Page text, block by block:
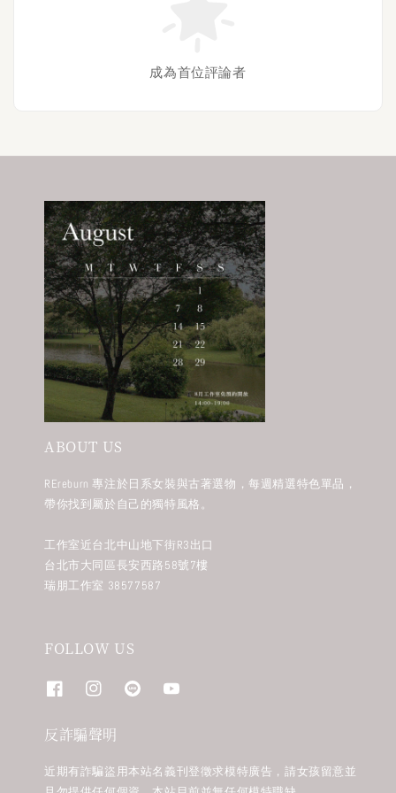
成為首位評論者
ABOUT US
REreburn 專注於日系女裝與古著選物，每週精選特色單品，
帶你找到屬於自己的獨特風格。
工作室近台北中山地下街R3出口
台北市大同區長安西路58號7樓
瑞朋工作室 38577587
FOLLOW US
反詐騙聲明
近期有詐騙盜用本站名義刊登徵求模特廣告，請女孩留意並